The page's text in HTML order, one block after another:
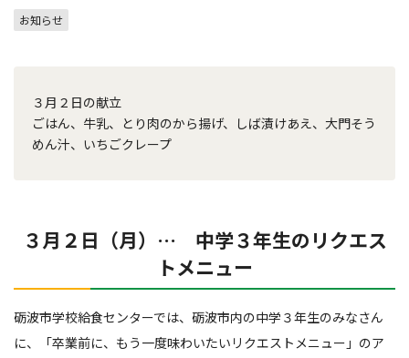
お知らせ
３月２日の献立
ごはん、牛乳、とり肉のから揚げ、しば漬けあえ、大門そう
めん汁、いちごクレープ
３月２日（月）… 中学３年生のリクエス
トメニュー
砺波市学校給食センターでは、砺波市内の中学３年生のみなさん
に、「卒業前に、もう一度味わいたいリクエストメニュー」のア